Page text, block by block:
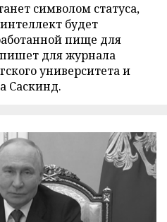
символом статуса,
будет
пище для
для журнала
университета и
Саскинд.